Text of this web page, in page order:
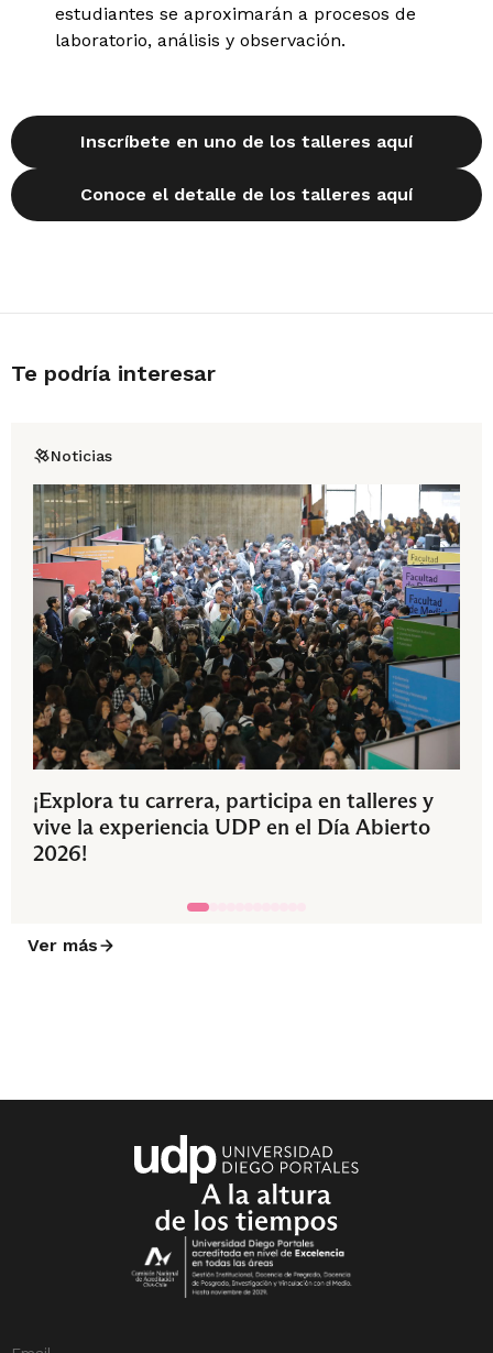
estudiantes se aproximarán a procesos de
laboratorio, análisis y observación.
Inscríbete en uno de los talleres aquí
Conoce el detalle de los talleres aquí
Te podría interesar
Noticias
¡Explora tu carrera, participa en talleres y
vive la experiencia UDP en el Día Abierto
2026!
Ver más